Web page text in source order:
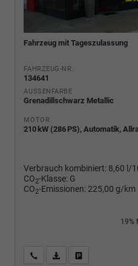
Fahrzeug mit Tageszulassung
FAHRZEUG-NR.
134641
AUSSENFARBE
Grenadillschwarz Metallic
MOTOR
210 kW (286 PS), Automatik,
Verbrauch kombiniert: 8,60 l/
CO2-Klasse: G
CO2-Emissionen: 225,00 g/km
19%
Wir rufen Sie anPDF-Fahrzeugexposé